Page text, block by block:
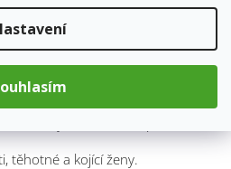
kůra, pampeliška list, bříza list,
z 2,32 g všech obsažených
dávka je 3x denně 20
těhotné a kojící ženy.